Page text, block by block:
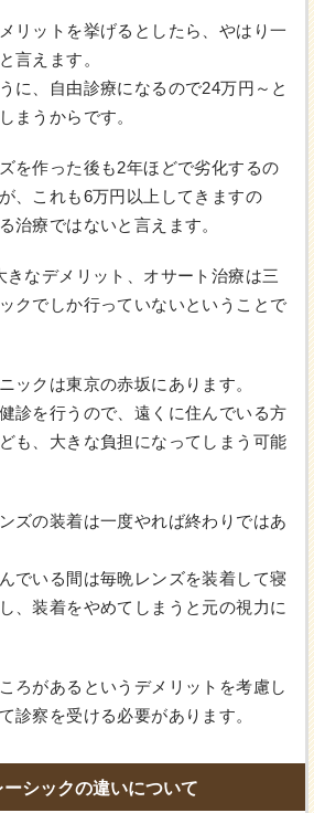
リットを挙げるとしたら、やはり一
言えます。
に、自由診療になるので24万円～と
まうからです。
を作った後も2年ほどで劣化するの
、これも6万円以上してきますの
治療ではないと言えます。
きなデメリット、オサート治療は三
クでしか行っていないということで
ックは東京の赤坂にあります。
診を行うので、遠くに住んでいる方
も、大きな負担になってしまう可能
ズの装着は一度やれば終わりではあ
でいる間は毎晩レンズを装着して寝
、装着をやめてしまうと元の視力に
ろがあるというデメリットを考慮し
診察を受ける必要があります。
シックの違いについて